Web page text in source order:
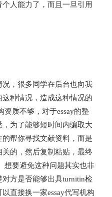
人能力了，而且一旦引用
，很多同学在后台也向我
种情况，造成这种情况的
资质不够，对于essay的整
为了能够短时间内骗取大
帮你寻找文献资料，而是
的，然后复制粘贴，最终
想要避免这种问题其实也非
方是否能够出具turnitin检
直接换一家essay代写机构